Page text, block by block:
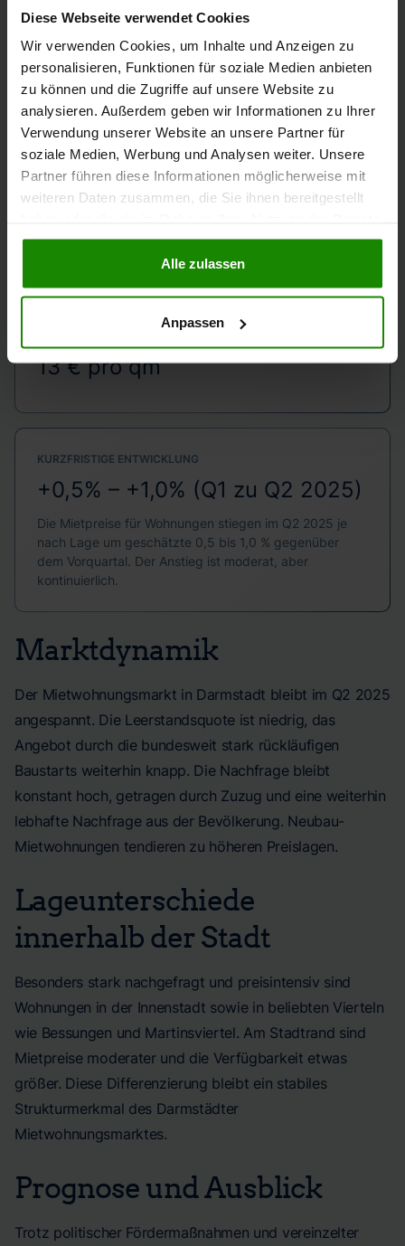
Diese Webseite verwendet Cookies
Wir verwenden Cookies, um Inhalte und Anzeigen zu
personalisieren, Funktionen für soziale Medien anbieten
zu können und die Zugriffe auf unsere Website zu
analysieren. Außerdem geben wir Informationen zu Ihrer
Verwendung unserer Website an unsere Partner für
soziale Medien, Werbung und Analysen weiter. Unsere
Partner führen diese Informationen möglicherweise mit
weiteren Daten zusammen, die Sie ihnen bereitgestellt
gesammelt haben.
Alle zulassen
Anpassen
4. Wohnungen zur
Miete
8 € – 17 € pro qm
13 € pro qm
KURZFRISTIGE ENTWICKLUNG
+0,5% – +1,0% (Q1 zu Q2 2025)
Die Mietpreise für Wohnungen stiegen im Q2 2025 je
nach Lage um geschätzte 0,5 bis 1,0 % gegenüber
dem Vorquartal. Der Anstieg ist moderat, aber
kontinuierlich.
Marktdynamik
Der Mietwohnungsmarkt in Darmstadt bleibt im Q2 2025
angespannt. Die Leerstandsquote ist niedrig, das
Angebot durch die bundesweit stark rückläufigen
Baustarts weiterhin knapp. Die Nachfrage bleibt
konstant hoch, getragen durch Zuzug und eine weiterhin
lebhafte Nachfrage aus der Bevölkerung. Neubau-
Mietwohnungen tendieren zu höheren Preislagen.
Lageunterschiede
innerhalb der Stadt
Besonders stark nachgefragt und preisintensiv sind
Wohnungen in der Innenstadt sowie in beliebten Vierteln
wie Bessungen und Martinsviertel. Am Stadtrand sind
Mietpreise moderater und die Verfügbarkeit etwas
größer. Diese Differenzierung bleibt ein stabiles
Strukturmerkmal des Darmstädter
Mietwohnungsmarktes.
Prognose und Ausblick
Trotz politischer Fördermaßnahmen und vereinzelter